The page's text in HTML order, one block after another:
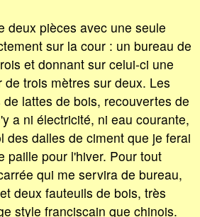
deux pièces avec une seule
sur la cour : un bureau de
et donnant sur celui-ci une
trois mètres sur deux. Les
lattes de bois, recouvertes de
a ni électricité, ni eau courante,
des dalles de ciment que je ferai
paille pour l'hiver. Pour tout
qui me servira de bureau,
deux fauteuils de bois, très
style franciscain que chinois.